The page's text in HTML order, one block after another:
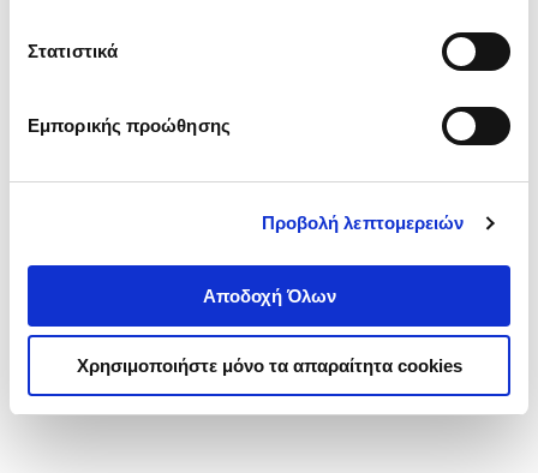
Στατιστικά
Εμπορικής προώθησης
Προβολή λεπτομερειών
Αποδοχή Όλων
Χρησιμοποιήστε μόνο τα απαραίτητα cookies